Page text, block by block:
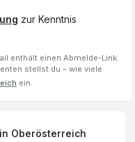
zur Kenntnis
enthält einen Abmelde-Link.
stellst du – wie viele
ein.
in Oberösterreich